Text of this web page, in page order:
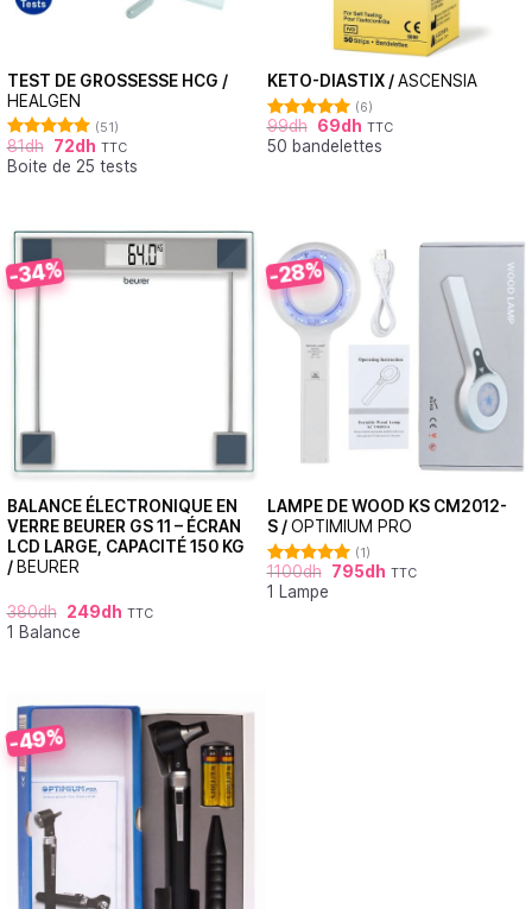
TEST DE GROSSESSE HCG /
HEALGEN
Note
4.88
sur 5
(51)
81dh 72dh TTC
Boite de 25 tests
KETO-DIASTIX /ASCENSIA
Note5.00
sur 5
(6)
99dh 69dh TTC
50 bandelettes
-34%
BALANCE ÉLECTRONIQUE EN
VERRE BEURER GS 11 – ÉCRAN
LCD LARGE, CAPACITÉ 150 KG
/ BEURER
380dh 249dh TTC
1 Balance
-28%
LAMPE DE WOOD KS CM2012-
S /OPTIMIUM PRO
Note5.00
sur 5
(1)
1100dh 795dh TTC
1 Lampe
-49%